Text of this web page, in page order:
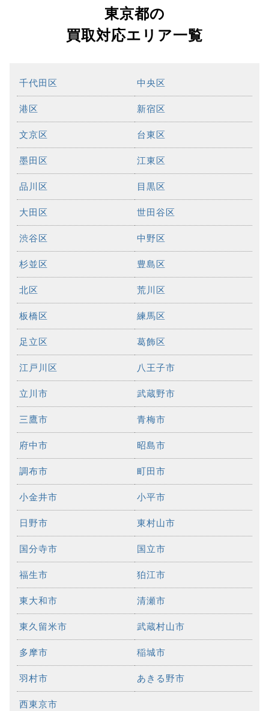
東京都の
買取対応エリア一覧
千代田区 中央区
港区 新宿区
文京区 台東区
墨田区 江東区
品川区 目黒区
大田区 世田谷区
渋谷区 中野区
杉並区 豊島区
北区 荒川区
板橋区 練馬区
足立区 葛飾区
江戸川区 八王子市
立川市 武蔵野市
三鷹市 青梅市
府中市 昭島市
調布市 町田市
小金井市 小平市
日野市 東村山市
国分寺市 国立市
福生市 狛江市
東大和市 清瀬市
東久留米市 武蔵村山市
多摩市 稲城市
羽村市 あきる野市
西東京市